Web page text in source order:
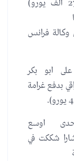
غرامة تبلغ ثلاثة ملايين درهم (270 الف يورو)
فرانس
ابو بكر
بدفع غرامة
اوسع
شككت في